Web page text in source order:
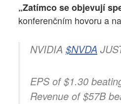
„Zatímco se objevují
konferenčním hovoru a
NVIDIA $NVDA
EPS of $1.30
Revenue of $57B